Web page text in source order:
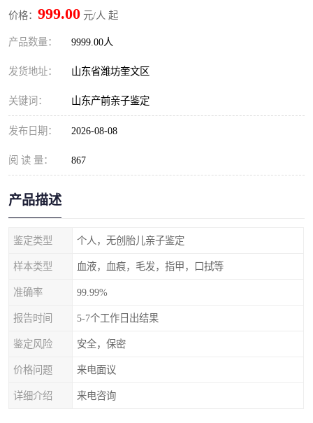
价格： 999.00 元/人 起
产品数量： 9999.00人
发货地址： 山东省潍坊奎文区
关键词： 山东产前亲子鉴定
发布日期： 2026-08-08
阅 读 量： 867
产品描述
鉴定类型 个人，无创胎儿亲子鉴定
样本类型 血液，血痕，毛发，指甲，口拭等
准确率 99.99%
报告时间 5-7个工作日出结果
鉴定风险 安全，保密
价格问题 来电面议
详细介绍 来电咨询